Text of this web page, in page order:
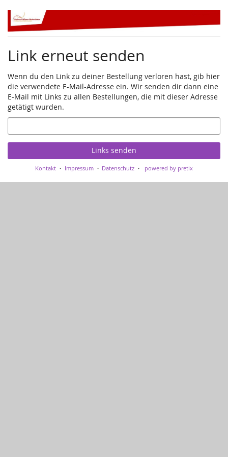
Zum
Haupt-
Inhalt
Link erneut senden
Wenn du den Link zu deiner Bestellung verloren hast, gib hier
die verwendete E-Mail-Adresse ein. Wir senden dir dann eine
E-Mail mit Links zu allen Bestellungen, die mit dieser Adresse
getätigt wurden.
E-
Mail
Links senden
Kontakt Impressum Datenschutz powered by pretix